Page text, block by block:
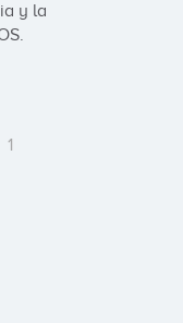
y la
1